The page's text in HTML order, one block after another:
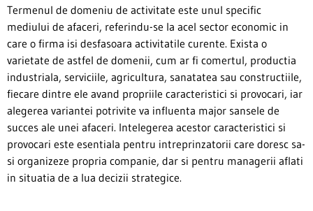
Termenul de domeniu de activitate este unul specific
mediului de afaceri, referindu-se la acel sector economic in
care o firma isi desfasoara activitatile curente. Exista o
varietate de astfel de domenii, cum ar fi comertul, productia
industriala, serviciile, agricultura, sanatatea sau constructiile,
fiecare dintre ele avand propriile caracteristici si provocari, iar
alegerea variantei potrivite va influenta major sansele de
succes ale unei afaceri. Intelegerea acestor caracteristici si
provocari este esentiala pentru intreprinzatorii care doresc sa-
si organizeze propria companie, dar si pentru managerii aflati
in situatia de a lua decizii strategice.